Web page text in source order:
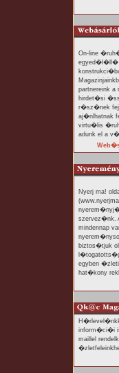
On-line
partnereink
hirdet�si
r�sz�nek
aj�nlhatnak
virtu�lis
adunk el a
Nyerj ma!
szervez�nk.
mindennap
biztos�tjuk
egyben
hat�kony
inform�ci�i
maillel